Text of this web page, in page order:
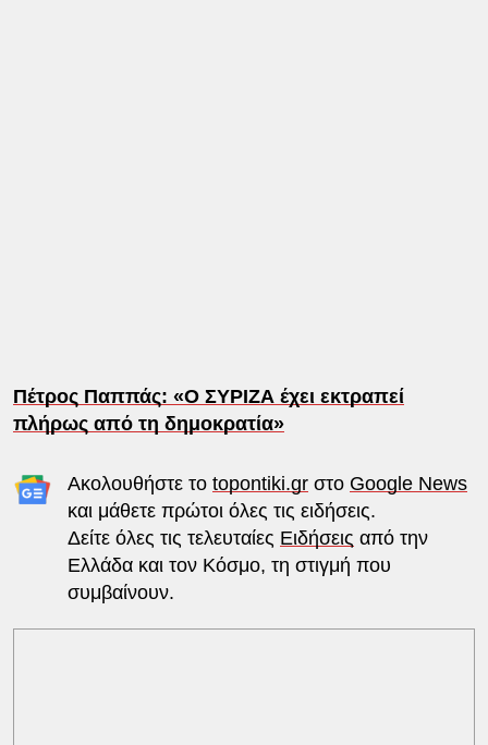
Πέτρος Παππάς: «Ο ΣΥΡΙΖΑ έχει εκτραπεί
πλήρως από τη δημοκρατία»
Ακολουθήστε το topontiki.grστο Google News
και μάθετε πρώτοι όλες τις ειδήσεις.
Δείτε όλες τις τελευταίες Ειδήσεις από την
Ελλάδα και τον Κόσμο, τη στιγμή που
συμβαίνουν.